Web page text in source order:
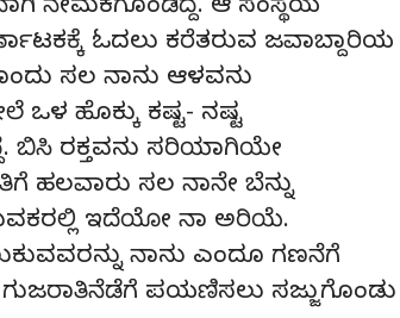
ನೇಮಕಗೊಂಡಿದ್ದೆ. ಆ ಸಂಸ್ಥೆಯ
ಓದಲು ಕರೆತರುವ ಜವಾಬ್ದಾರಿಯ
ಸಲ ನಾನು ಆಳವನು
ಹೊಕ್ಕು ಕಷ್ಟ- ನಷ್ಟ
ಬಿಸಿ ರಕ್ತವನು ಸರಿಯಾಗಿಯೇ
ಹಲವಾರು ಸಲ ನಾನೇ ಬೆನ್ನು
ಇದೆಯೋ ನಾ ಅರಿಯೆ.
ನಾನು ಎಂದೂ ಗಣನೆಗೆ
ಪಯಣಿಸಲು ಸಜ್ಜುಗೊಂಡು